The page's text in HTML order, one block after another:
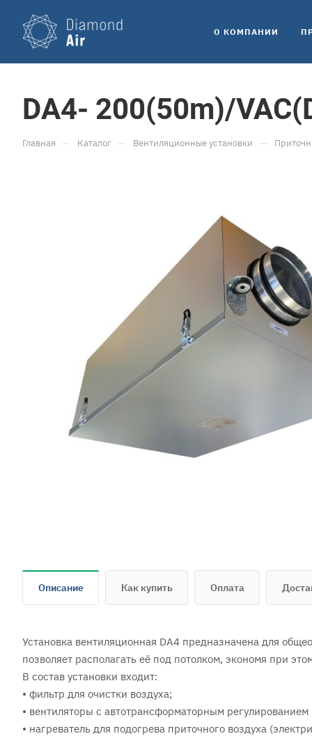
O КОМПАНИИ
DA4- 200(50m)/
Главная — Каталог — Вентиляционные установки —
Описание Как купить Оплата
Установка вентиляционная DA4 предназначена для
позволяет располагать её под потолком, экономя при
В состав установки входит:
• фильтр для очистки воздуха;
• вентиляторы с автотрансформаторным регулированием
• нагреватель для подогрева приточного воздуха